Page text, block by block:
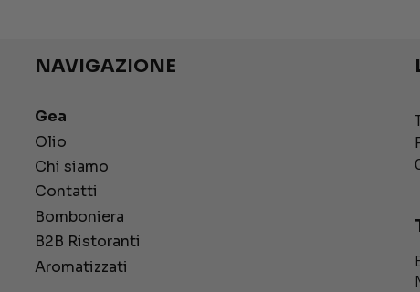
NAVIGAZIONE
Gea
Olio
Chi siamo
Contatti
Bomboniera
B2B Ristoranti
Aromatizzati